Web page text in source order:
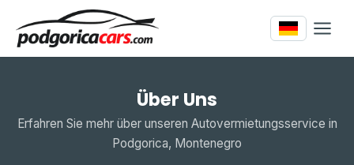
Über Uns
Erfahren Sie mehr über unseren Autovermietungsservice in
Podgorica, Montenegro